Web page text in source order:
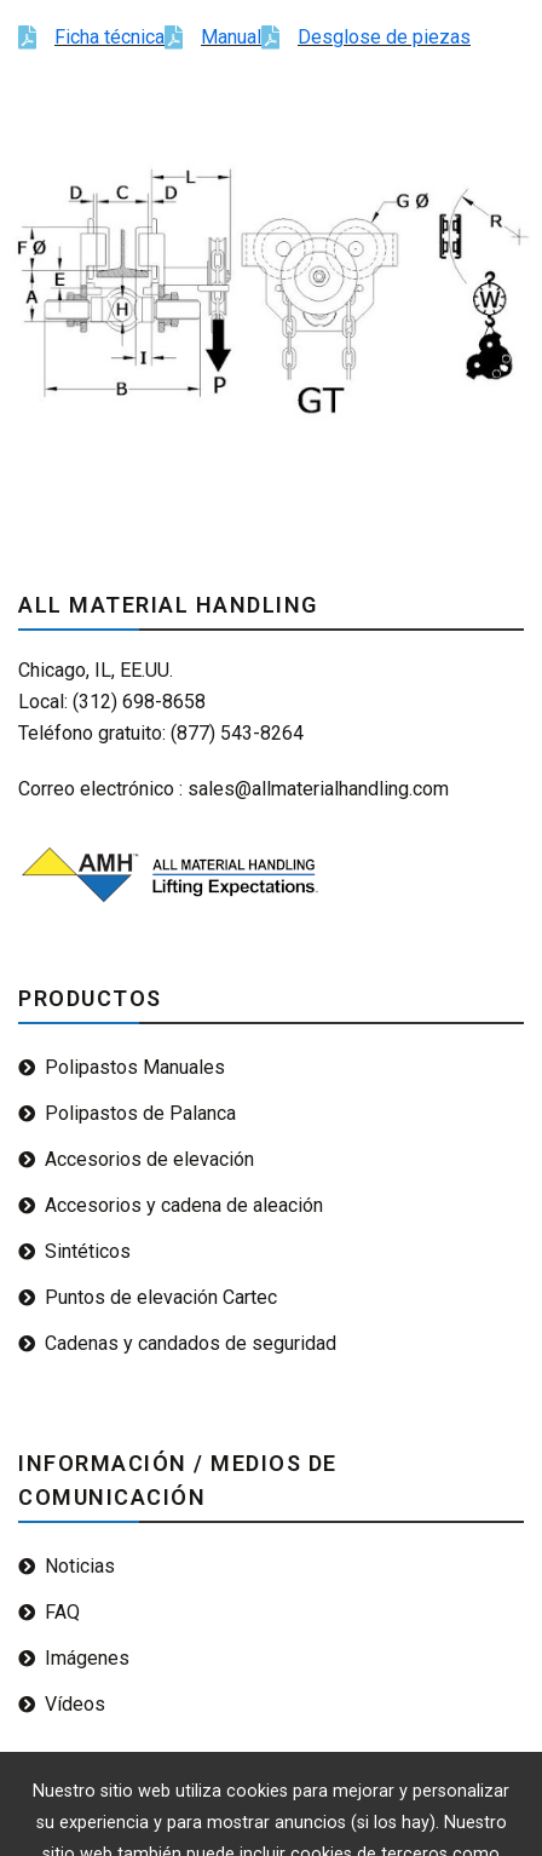
Nuestro sitio web utiliza cookies para mejorar y personalizar
su experiencia y para mostrar anuncios (si los hay). Nuestro
Ficha técnica Manual Desglose de piezas
ALL MATERIAL HANDLING
Chicago, IL, EE.UU.
Local: (312) 698-8658
Teléfono gratuito: (877) 543-8264
Correo electrónico : sales@allmaterialhandling.com
PRODUCTOS
Polipastos Manuales
Polipastos de Palanca
Accesorios de elevación
Accesorios y cadena de aleación
Sintéticos
Puntos de elevación Cartec
Cadenas y candados de seguridad
INFORMACIÓN / MEDIOS DE
COMUNICACIÓN
Noticias
FAQ
Imágenes
Vídeos